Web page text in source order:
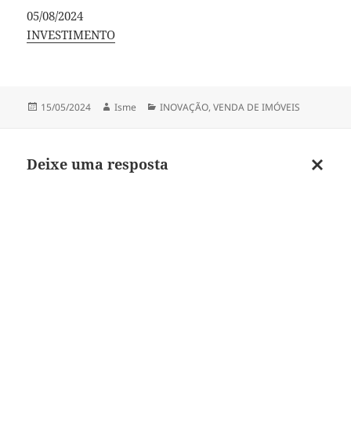
Data
05/08/2024
Em relação a
INVESTIMENTO
Publicado
15/05/2024 Autor
Isme Categorias
INOVAÇÃO,VENDA DE IMÓVEIS
Deixe uma resposta